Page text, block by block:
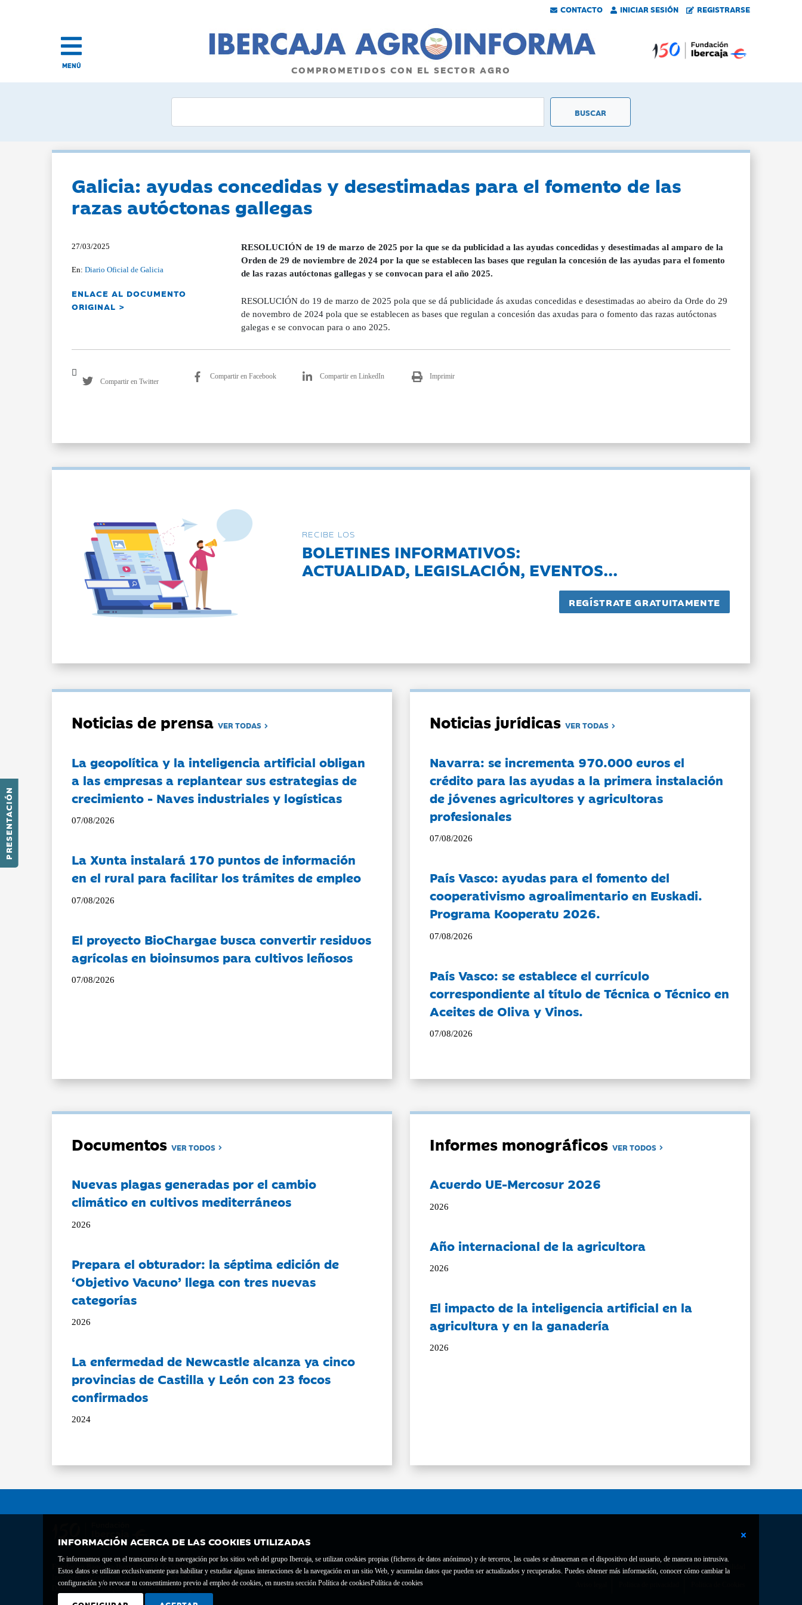
CONTACTO INICIAR SESIÓN REGISTRARSE
PRESENTACIÓN
MENÚ COMPROMETIDOS CON EL SECTOR AGRO
INFORMACIÓN ACERCA DE LAS COOKIES UTILIZADAS
Te informamos que en el transcurso de tu navegación por los sitios web del grupo Ibercaja, se utilizan cookies propias (ficheros de datos anónimos) y de terceros, las cuales se almacenan en el dispositivo del usuario, de manera no intrusiva.
Estos datos se utilizan exclusivamente para habilitar y estudiar algunas interacciones de la navegación en un sitio Web, y acumulan datos que pueden ser actualizados y recuperados. Puedes obtener más información, conocer cómo cambiar la
configuración y/o revocar tu consentimiento previo al empleo de cookies, en nuestra sección Política de cookiesPolítica de cookies
Galicia: ayudas concedidas y desestimadas para el fomento de las
razas autóctonas gallegas
27/03/2025
En:Diario Oficial de Galicia
ENLACE AL DOCUMENTO
ORIGINAL >
RESOLUCIÓN de 19 de marzo de 2025 por la que se da publicidad a las ayudas concedidas y desestimadas al amparo de la
Orden de 29 de noviembre de 2024 por la que se establecen las bases que regulan la concesión de las ayudas para el fomento
de las razas autóctonas gallegas y se convocan para el año 2025.
RESOLUCIÓN do 19 de marzo de 2025 pola que se dá publicidade ás axudas concedidas e desestimadas ao abeiro da Orde do 29
de novembro de 2024 pola que se establecen as bases que regulan a concesión das axudas para o fomento das razas autóctonas
galegas e se convocan para o ano 2025.
Compartir en Twitter
Compartir en Facebook Compartir en LinkedIn Imprimir
RECIBE LOS
BOLETINES INFORMATIVOS:
ACTUALIDAD, LEGISLACIÓN, EVENTOS...
Noticias de prensaVER TODAS
La geopolítica y la inteligencia artificial obligan
a las empresas a replantear sus estrategias de
crecimiento - Naves industriales y logísticas
07/08/2026
La Xunta instalará 170 puntos de información
en el rural para facilitar los trámites de empleo
07/08/2026
El proyecto BioChargae busca convertir residuos
agrícolas en bioinsumos para cultivos leñosos
07/08/2026
Noticias jurídicasVER TODAS
Navarra: se incrementa 970.000 euros el
crédito para las ayudas a la primera instalación
de jóvenes agricultores y agricultoras
profesionales
07/08/2026
País Vasco: ayudas para el fomento del
cooperativismo agroalimentario en Euskadi.
Programa Kooperatu 2026.
07/08/2026
País Vasco: se establece el currículo
correspondiente al título de Técnica o Técnico en
Aceites de Oliva y Vinos.
07/08/2026
DocumentosVER TODOS
Nuevas plagas generadas por el cambio
climático en cultivos mediterráneos
2026
Prepara el obturador: la séptima edición de
‘Objetivo Vacuno’ llega con tres nuevas
categorías
2026
La enfermedad de Newcastle alcanza ya cinco
provincias de Castilla y León con 23 focos
confirmados
2024
Informes monográficosVER TODOS
Acuerdo UE-Mercosur 2026
2026
Año internacional de la agricultora
2026
El impacto de la inteligencia artificial en la
agricultura y en la ganadería
2026
Fundación Bancaria Ibercaja C.I.F. G-50000652.
Inscrita en el Registro de Fundaciones del Mº de Educación, Cultura y Deporte con el nº 1689.
Domicilio social: Joaquín Costa, 13. 50001 Zaragoza.
Contacto Declaración de accesibilidad